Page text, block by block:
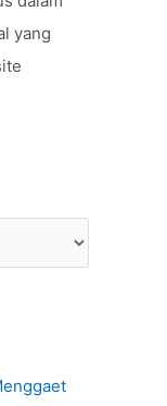
yang